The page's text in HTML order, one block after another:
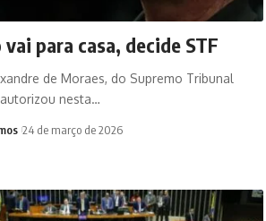
para casa, decide STF
de Moraes, do Supremo Tribunal
autorizou nesta…
24 de março de 2026